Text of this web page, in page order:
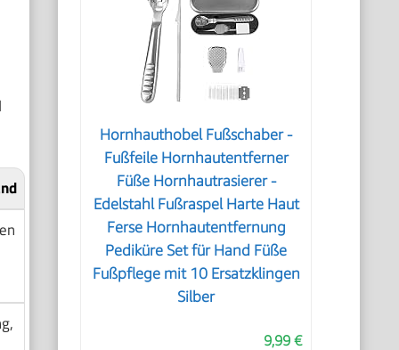
Hornhauthobel Fußschaber -
Fußfeile Hornhautentferner
Füße Hornhautrasierer -
Edelstahl Fußraspel Harte Haut
Ferse Hornhautentfernung
Pediküre Set für Hand Füße
Fußpflege mit 10 Ersatzklingen
Silber
9,99 €